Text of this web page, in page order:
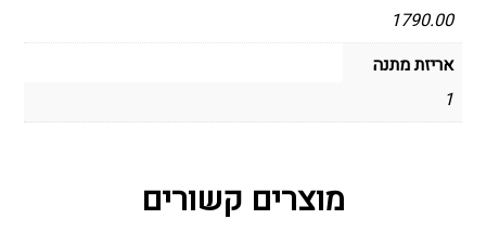
1790.00
אריזת מתנה
1
מוצרים קשורים